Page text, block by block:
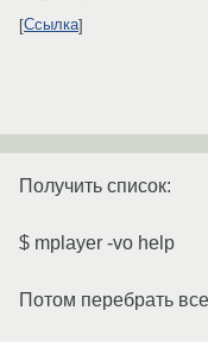
Ссылка
Получить список:
$ mplayer -vo help
Потом перебрать